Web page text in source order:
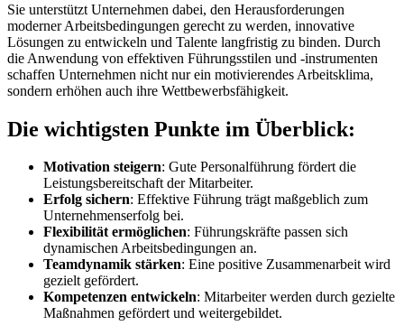
Sie unterstützt Unternehmen dabei, den Herausforderungen
moderner Arbeitsbedingungen gerecht zu werden, innovative
Lösungen zu entwickeln und Talente langfristig zu binden. Durch
die Anwendung von effektiven Führungsstilen und -instrumenten
schaffen Unternehmen nicht nur ein motivierendes Arbeitsklima,
sondern erhöhen auch ihre Wettbewerbsfähigkeit.
Die wichtigsten Punkte im Überblick:
Motivation steigern: Gute Personalführung fördert die
Leistungsbereitschaft der Mitarbeiter.
Erfolg sichern: Effektive Führung trägt maßgeblich zum
Unternehmenserfolg bei.
Flexibilität ermöglichen: Führungskräfte passen sich
dynamischen Arbeitsbedingungen an.
Teamdynamik stärken: Eine positive Zusammenarbeit wird
gezielt gefördert.
Kompetenzen entwickeln: Mitarbeiter werden durch gezielte
Maßnahmen gefördert und weitergebildet.